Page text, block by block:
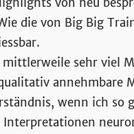
die von Big Big
mittlerweile sehr viel
annehmbare
wenn ich so
Interpretationen